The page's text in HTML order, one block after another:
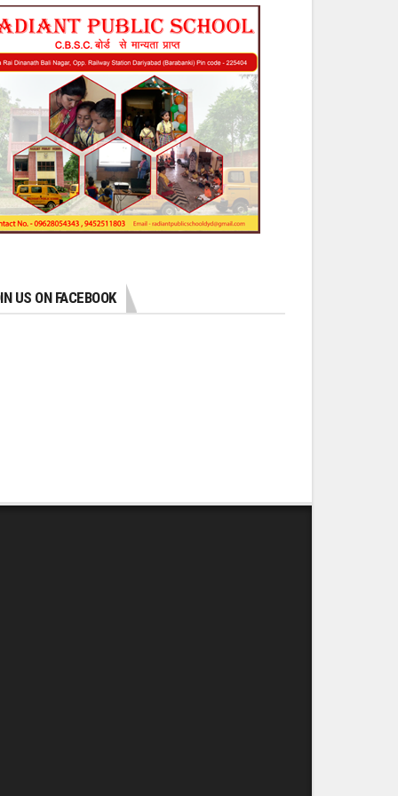
US ON FACEBOOK